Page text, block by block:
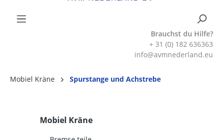
Brauchst du Hilfe?
+ 31 (0) 182 636363
info@avmnederland.eu
Mobiel Kräne Spurstange und Achstrebe
Mobiel Kräne